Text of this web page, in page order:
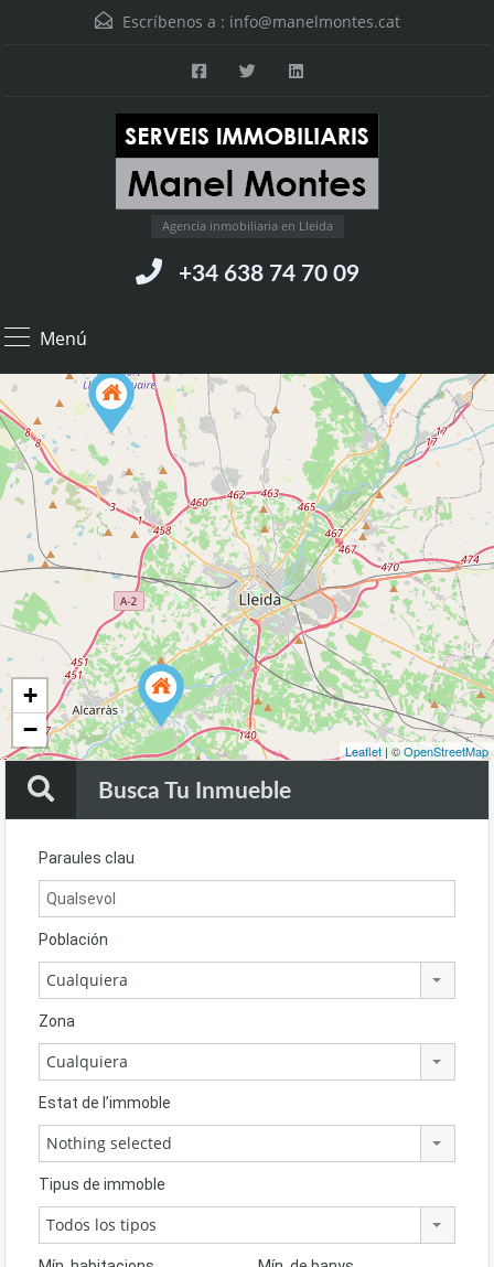
Escríbenos a : info@manelmontes.cat
Agencia inmobiliaria en Lleida
+34 638 74 70 09
Menú
22
+
−
Leaflet | ©OpenStreetMap
Busca Tu Inmueble
Paraules clau
Población
Cualquiera
Zona
Cualquiera
Estat de l’immoble
Nothing selected
Tipus de immoble
Todos los tipos